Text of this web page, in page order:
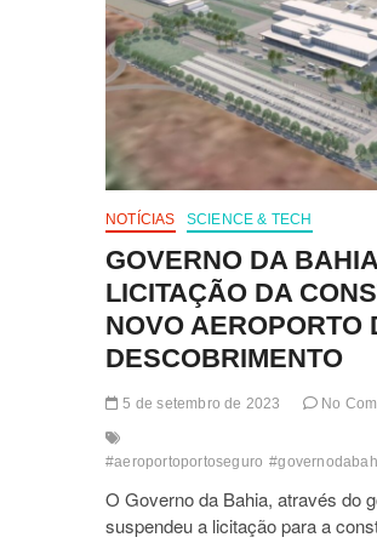
NOTÍCIAS SCIENCE & TECH
GOVERNO DA
LICITAÇÃO DA
NOVO AEROPORTO
DESCOBRIMENTO
5 de setembro de 2023 No
#aeroportoportoseguro
O Governo da Bahia, através do
suspendeu a licitação para a